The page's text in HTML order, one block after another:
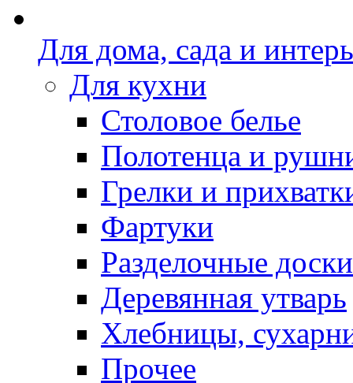
Для дома, сада и
Для кухни
Столовое белье
Полотенца и
Грелки и
Фартуки
Разделочные доски
Деревянная утварь
Хлебницы,
Прочее